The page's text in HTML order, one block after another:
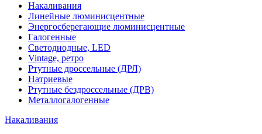
Накаливания
Линейные люминисцентные
Энергосберегающие люминисцентные
Галогенные
Светодиодные, LED
Vintage, ретро
Ртутные дроссельные (ДРЛ)
Натриевые
Ртутные бездроссельные (ДРВ)
Металлогалогенные
Накаливания